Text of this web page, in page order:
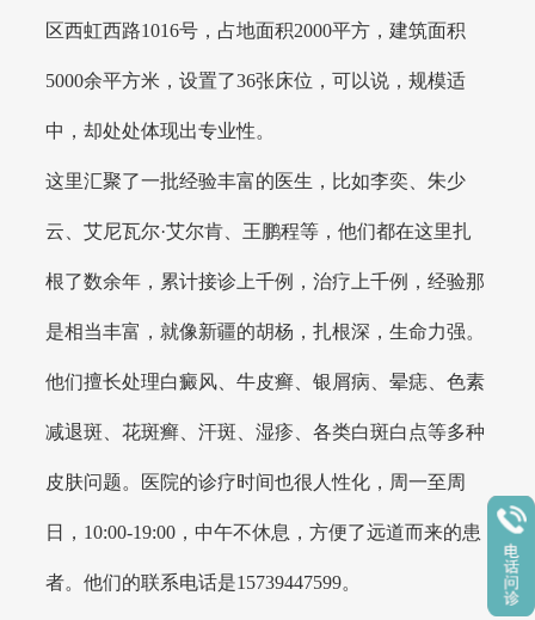
区西虹西路1016号，占地面积2000平方，建筑面积
5000余平方米，设置了36张床位，可以说，规模适
中，却处处体现出专业性。
这里汇聚了一批经验丰富的医生，比如李奕、朱少
云、艾尼瓦尔·艾尔肯、王鹏程等，他们都在这里扎
根了数余年，累计接诊上千例，治疗上千例，经验那
是相当丰富，就像新疆的胡杨，扎根深，生命力强。
他们擅长处理白癜风、牛皮癣、银屑病、晕痣、色素
减退斑、花斑癣、汗斑、湿疹、各类白斑白点等多种
皮肤问题。医院的诊疗时间也很人性化，周一至周
日，10:00-19:00，中午不休息，方便了远道而来的患
者。他们的联系电话是15739447599。